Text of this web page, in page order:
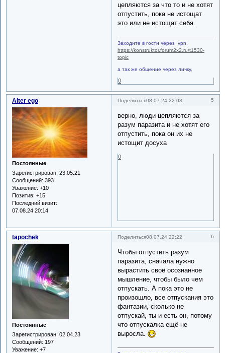
цепляются за что то и не хотят
отпустить, пока не истощат
это или не истощат себя.
Заходите в гости через vpn,
https://konstruktor.forum2x2.ru/t1530-
topic
а так же общение через личку,
0
Поделиться 5
08.07.24 22:08
Alter ego
Постоянные
Зарегистрирован: 23.05.21
Сообщений: 393
Уважение: +10
Позитив: +15
Последний визит:
07.08.24 20:14
верно, люди цепляются за
разум паразита и не хотят его
отпустить, пока он их не
истощит досуха
0
Поделиться 6
08.07.24 22:22
tapochek
Постоянные
Зарегистрирован: 02.04.23
Сообщений: 197
Уважение: +7
Чтобы отпустить разум
паразита, сначала нужно
вырастить своё осознанное
мышление, чтобы было чем
отпускать. А пока это не
произошло, все отпускания это
фантазии, сколько не
отпускай, ты и есть он, потому
что отпускалка ещё не
выросла.